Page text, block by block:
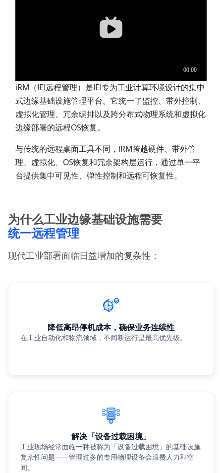
iRM（IEI远程管理）是IEI专为工业计算环境设计的集中
式边缘基础设施管理平台。它统一了监控、带外控制、
虚拟化管理、冗余编排以及跨分布式物理系统和虚拟化
边缘部署的远程OS恢复。
与传统的远程桌面工具不同，iRM跨越硬件、带外管
理、虚拟化、OS恢复和冗余架构层运行，通过单一平
台提供集中可见性、弹性控制和远程可恢复性。
为什么工业边缘基础设施需要
统一远程管理
现代工业部署面临日益增加的复杂性：
降低高昂停机成本，确保业务连续性
在工业自动化和物流领域，不间断运行是最高优先级。
解决「设备过载困境」
工业现场经常面临一种被称为「设备过载困境」的基础设施
复杂性问题——管理过多的专用物理设备会浪费人力和空
间。